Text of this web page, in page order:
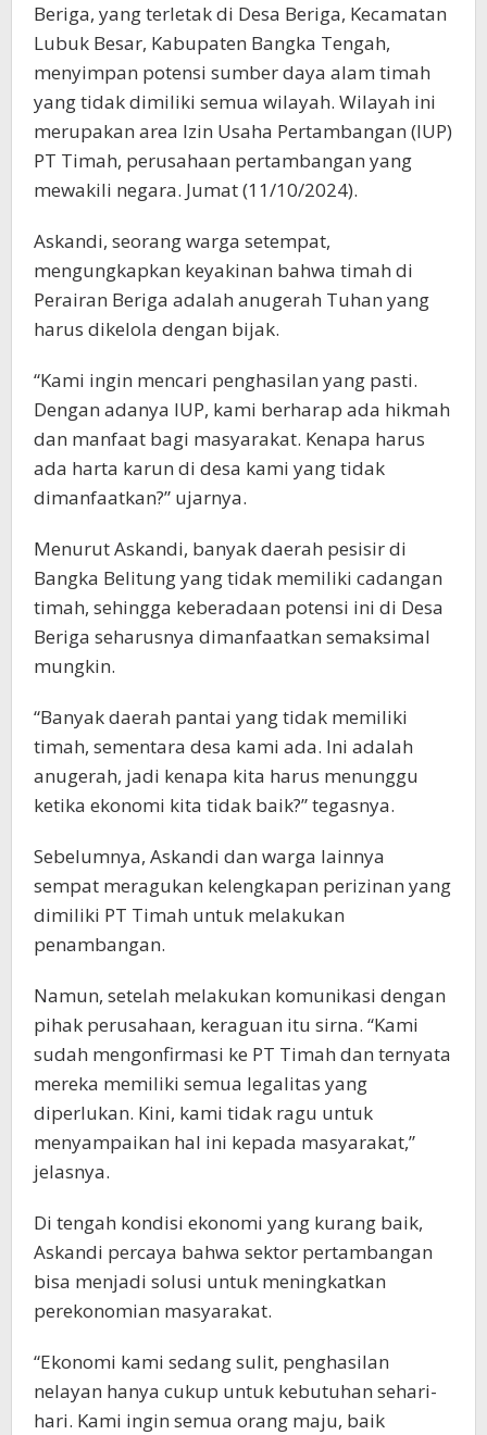
Beriga, yang terletak di Desa Beriga, Kecamatan
Lubuk Besar, Kabupaten Bangka Tengah,
menyimpan potensi sumber daya alam timah
yang tidak dimiliki semua wilayah. Wilayah ini
merupakan area Izin Usaha Pertambangan (IUP)
PT Timah, perusahaan pertambangan yang
mewakili negara. Jumat (11/10/2024).
Askandi, seorang warga setempat,
mengungkapkan keyakinan bahwa timah di
Perairan Beriga adalah anugerah Tuhan yang
harus dikelola dengan bijak.
“Kami ingin mencari penghasilan yang pasti.
Dengan adanya IUP, kami berharap ada hikmah
dan manfaat bagi masyarakat. Kenapa harus
ada harta karun di desa kami yang tidak
dimanfaatkan?” ujarnya.
Menurut Askandi, banyak daerah pesisir di
Bangka Belitung yang tidak memiliki cadangan
timah, sehingga keberadaan potensi ini di Desa
Beriga seharusnya dimanfaatkan semaksimal
mungkin.
“Banyak daerah pantai yang tidak memiliki
timah, sementara desa kami ada. Ini adalah
anugerah, jadi kenapa kita harus menunggu
ketika ekonomi kita tidak baik?” tegasnya.
Sebelumnya, Askandi dan warga lainnya
sempat meragukan kelengkapan perizinan yang
dimiliki PT Timah untuk melakukan
penambangan.
Namun, setelah melakukan komunikasi dengan
pihak perusahaan, keraguan itu sirna. “Kami
sudah mengonfirmasi ke PT Timah dan ternyata
mereka memiliki semua legalitas yang
diperlukan. Kini, kami tidak ragu untuk
menyampaikan hal ini kepada masyarakat,”
jelasnya.
Di tengah kondisi ekonomi yang kurang baik,
Askandi percaya bahwa sektor pertambangan
bisa menjadi solusi untuk meningkatkan
perekonomian masyarakat.
“Ekonomi kami sedang sulit, penghasilan
nelayan hanya cukup untuk kebutuhan sehari-
hari. Kami ingin semua orang maju, baik